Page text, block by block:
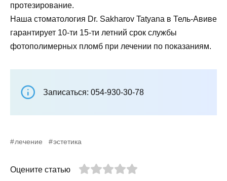
протезирование.
Наша стоматология Dr. Sakharov Tatyana в Тель-Авиве
гарантирует 10-ти 15-ти летний срок службы
фотополимерных пломб при лечении по показаниям.
Записаться: 054-930-30-78
лечение эстетика
Оцените статью